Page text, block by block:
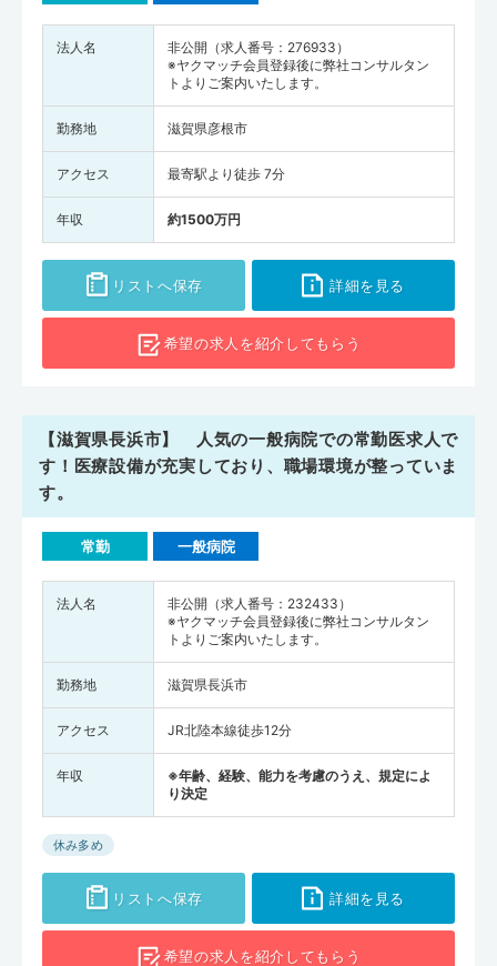
法人名
非公開（求人番号：276933）
※ヤクマッチ会員登録後に弊社コンサルタン
トよりご案内いたします。
勤務地 滋賀県彦根市
アクセス 最寄駅より徒歩 7分
年収 約1500万円
リストへ保存 詳細を見る
希望の求人を紹介してもらう
【滋賀県長浜市】 人気の一般病院での常勤医求人で
す！医療設備が充実しており、職場環境が整っていま
す。
常勤 一般病院
法人名
非公開（求人番号：232433）
※ヤクマッチ会員登録後に弊社コンサルタン
トよりご案内いたします。
勤務地 滋賀県長浜市
アクセス JR北陸本線徒歩12分
年収
※年齢、経験、能力を考慮のうえ、規定によ
り決定
休み多め
リストへ保存 詳細を見る
希望の求人を紹介してもらう